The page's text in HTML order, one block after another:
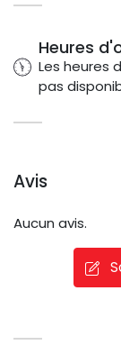
Heures
Les heures
pas
Avis
Aucun avis.